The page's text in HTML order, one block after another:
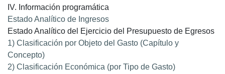
IV. Información programática
Estado Analítico de Ingresos
Estado Analítico del Ejercicio del Presupuesto de Egresos
1) Clasificación por Objeto del Gasto (Capítulo y
Concepto)
2) Clasificación Económica (por Tipo de Gasto)